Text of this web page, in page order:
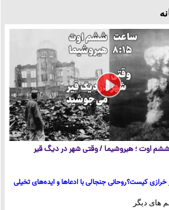
ساعت ۸:۱۵ ششم اوت ؛ هیروشیما / وقتی شهر در دیگ قیر
خرازی کیست؟روحانی جنجالی با ادعاها و ایده‌های تخیلی
های دیگر